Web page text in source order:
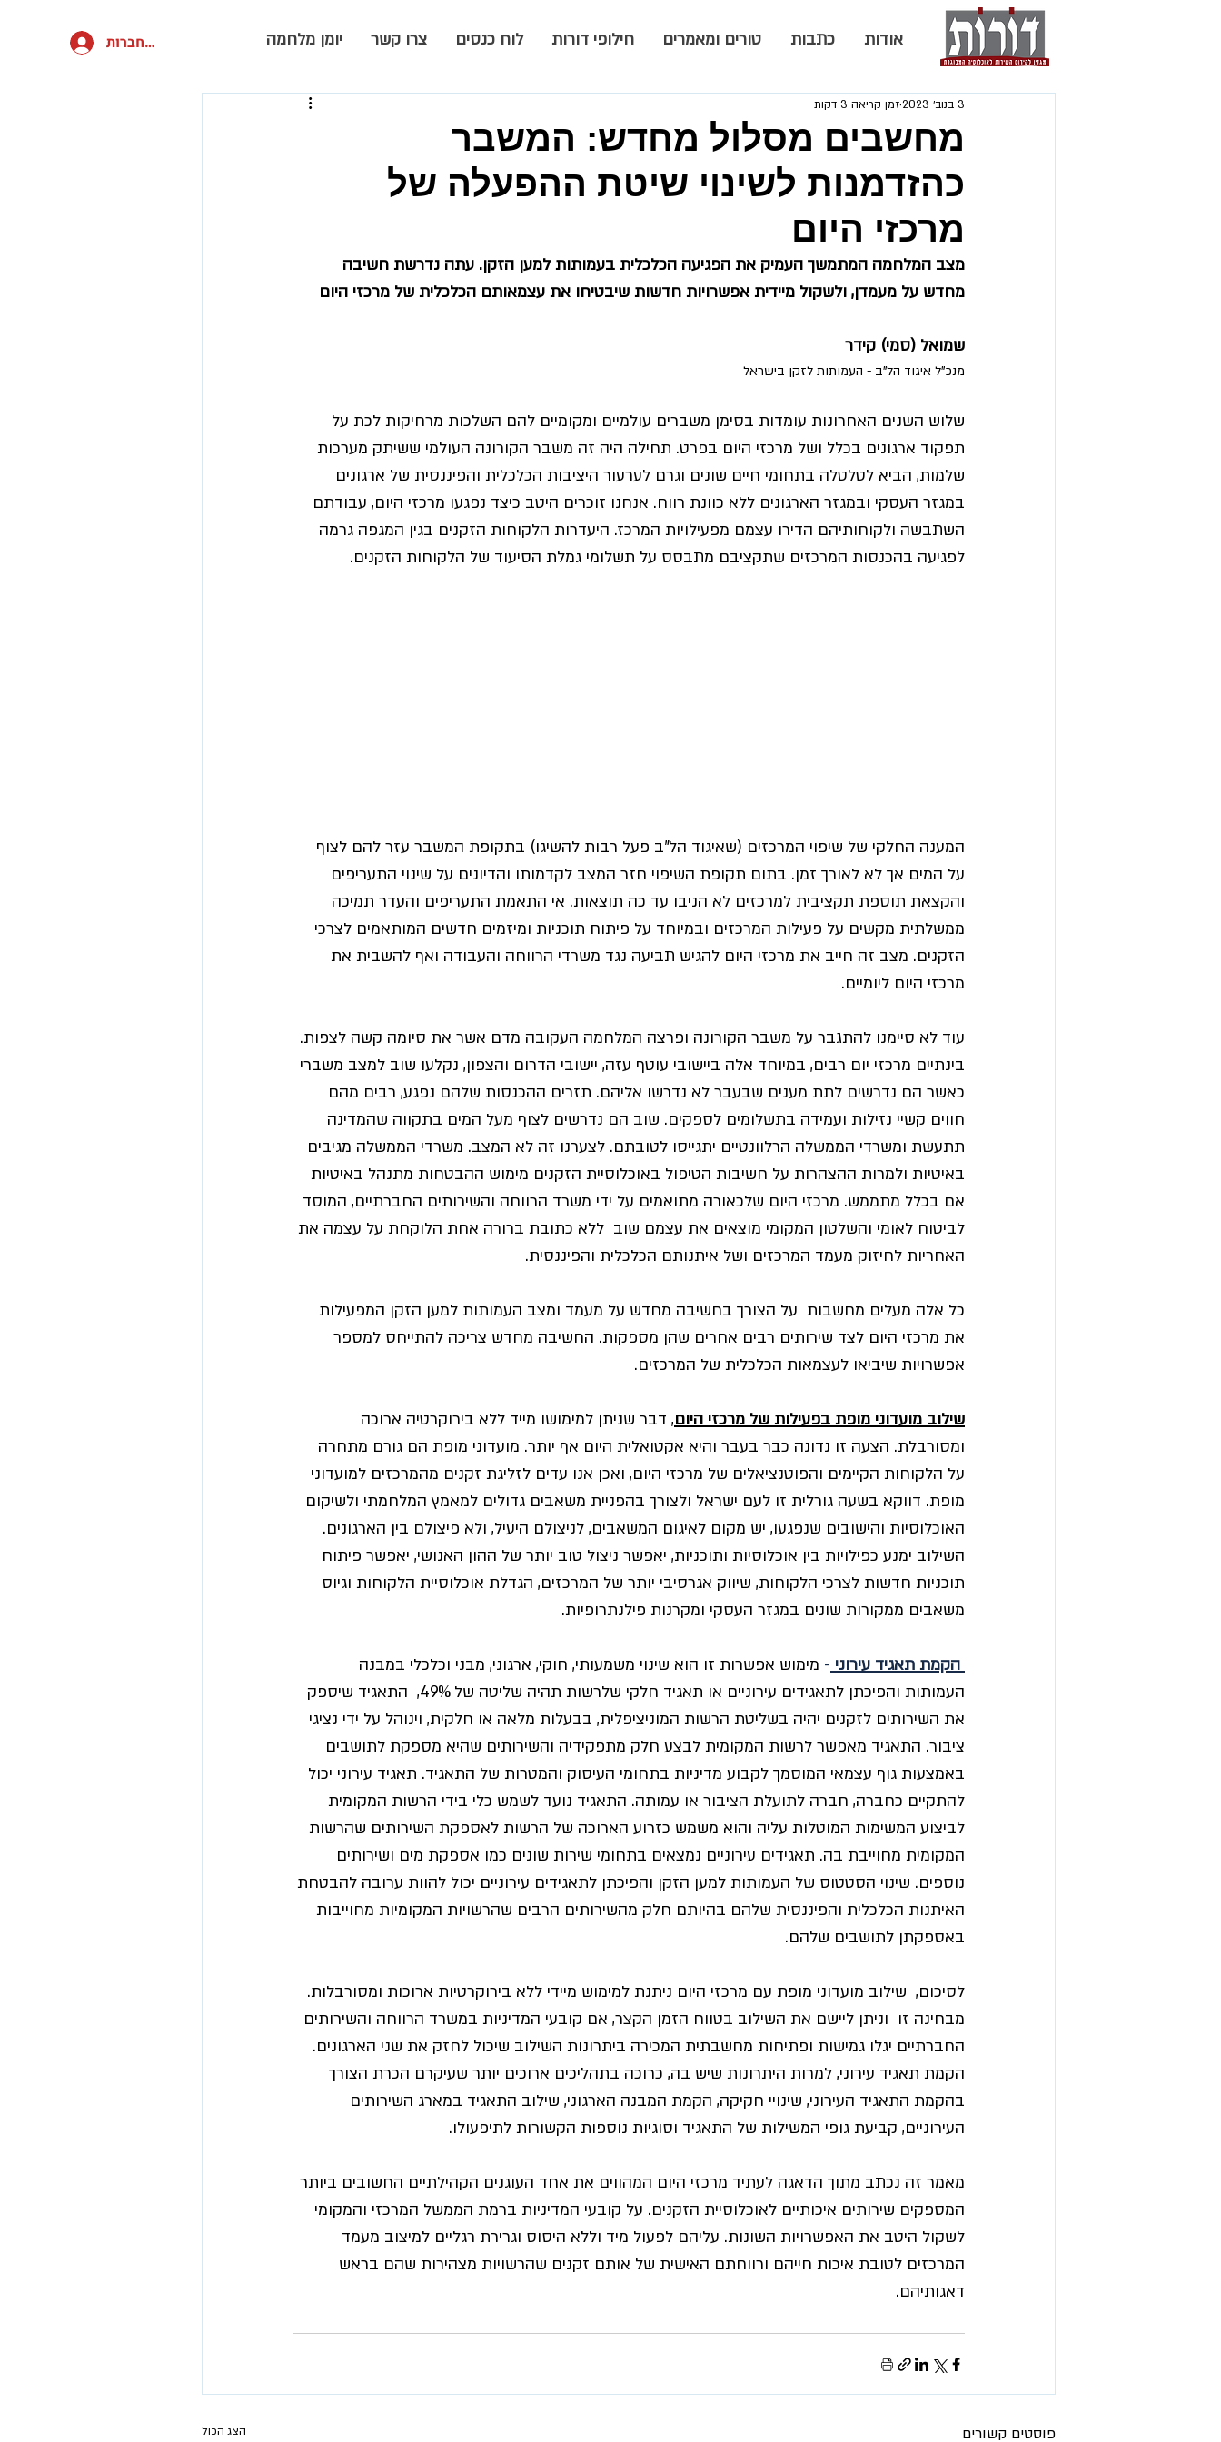
להתחברות אודות כתבות טורים ומאמרים חילופי דורות לוח כנסים צרו קשר יומן מלחמה
מחשבים מסלול מחדש: המשבר
כהזדמנות לשינוי שיטת ההפעלה של
מרכזי היום
3 בנוב׳ 2023 זמן קריאה 3 דקות
מצב המלחמה המתמשך העמיק את הפגיעה הכלכלית בעמותות למען הזקן. עתה נדרשת חשיבה
מחדש על מעמדן, ולשקול מיידית אפשרויות חדשות שיבטיחו את עצמאותם הכלכלית של מרכזי היום
שמואל (סמי) קידר
מנכ"ל איגוד הל"ב - העמותות לזקן בישראל
שלוש השנים האחרונות עומדות בסימן משברים עולמיים ומקומיים להם השלכות מרחיקות לכת על
תפקוד ארגונים בכלל ושל מרכזי היום בפרט. תחילה היה זה משבר הקורונה העולמי ששיתק מערכות
שלמות, הביא לטלטלה בתחומי חיים שונים וגרם לערעור היציבות הכלכלית והפיננסית של ארגונים
במגזר העסקי ובמגזר הארגונים ללא כוונת רווח. אנחנו זוכרים היטב כיצד נפגעו מרכזי היום, עבודתם
השתבשה ולקוחותיהם הדירו עצמם מפעילויות המרכז. היעדרות הלקוחות הזקנים בגין המגפה גרמה
לפגיעה בהכנסות המרכזים שתקציבם מתבסס על תשלומי גמלת הסיעוד של הלקוחות הזקנים.
המענה החלקי של שיפוי המרכזים (שאיגוד הל”ב פעל רבות להשיגו) בתקופת המשבר עזר להם לצוף
על המים אך לא לאורך זמן. בתום תקופת השיפוי חזר המצב לקדמותו והדיונים על שינוי התעריפים
והקצאת תוספת תקציבית למרכזים לא הניבו עד כה תוצאות. אי התאמת התעריפים והעדר תמיכה
ממשלתית מקשים על פעילות המרכזים ובמיוחד על פיתוח תוכניות ומיזמים חדשים המותאמים לצרכי
הזקנים. מצב זה חייב את מרכזי היום להגיש תביעה נגד משרדי הרווחה והעבודה ואף להשבית את
מרכזי היום ליומיים.
עוד לא סיימנו להתגבר על משבר הקורונה ופרצה המלחמה העקובה מדם אשר את סיומה קשה לצפות.
בינתיים מרכזי יום רבים, במיוחד אלה ביישובי עוטף עזה, יישובי הדרום והצפון, נקלעו שוב למצב משברי
כאשר הם נדרשים לתת מענים שבעבר לא נדרשו אליהם. תזרים ההכנסות שלהם נפגע, רבים מהם
חווים קשיי נזילות ועמידה בתשלומים לספקים. שוב הם נדרשים לצוף מעל המים בתקווה שהמדינה
תתעשת ומשרדי הממשלה הרלוונטיים יתגייסו לטובתם. לצערנו זה לא המצב. משרדי הממשלה מגיבים
באיטיות ולמרות ההצהרות על חשיבות הטיפול באוכלוסיית הזקנים מימוש ההבטחות מתנהל באיטיות
אם בכלל מתממש. מרכזי היום שלכאורה מתואמים על ידי משרד הרווחה והשירותים החברתיים, המוסד
לביטוח לאומי והשלטון המקומי מוצאים את עצמם שוב  ללא כתובת ברורה אחת הלוקחת על עצמה את
האחריות לחיזוק מעמד המרכזים ושל איתנותם הכלכלית והפיננסית.
כל אלה מעלים מחשבות  על הצורך בחשיבה מחדש על מעמד ומצב העמותות למען הזקן המפעילות
את מרכזי היום לצד שירותים רבים אחרים שהן מספקות. החשיבה מחדש צריכה להתייחס למספר
אפשרויות שיביאו לעצמאות הכלכלית של המרכזים.
שילוב מועדוני מופת בפעילות של מרכזי היום, דבר שניתן למימושו מייד ללא בירוקרטיה ארוכה
ומסורבלת. הצעה זו נדונה כבר בעבר והיא אקטואלית היום אף יותר. מועדוני מופת הם גורם מתחרה
על הלקוחות הקיימים והפוטנציאלים של מרכזי היום, ואכן אנו עדים לזליגת זקנים מהמרכזים למועדוני
מופת. דווקא בשעה גורלית זו לעם ישראל ולצורך בהפניית משאבים גדולים למאמץ המלחמתי ולשיקום
האוכלוסיות והישובים שנפגעו, יש מקום לאיגום המשאבים, לניצולם היעיל, ולא פיצולם בין הארגונים.
השילוב ימנע כפילויות בין אוכלוסיות ותוכניות, יאפשר ניצול טוב יותר של ההון האנושי, יאפשר פיתוח
תוכניות חדשות לצרכי הלקוחות, שיווק אגרסיבי יותר של המרכזים, הגדלת אוכלוסיית הלקוחות וגיוס
משאבים ממקורות שונים במגזר העסקי ומקרנות פילנתרופיות.
- מימוש אפשרות זו הוא שינוי משמעותי, חוקי, ארגוני, מבני וכלכלי במבנה
העמותות והפיכתן לתאגידים עירוניים או תאגיד חלקי שלרשות תהיה שליטה של 49%,  התאגיד שיספק
את השירותים לזקנים יהיה בשליטת הרשות המוניציפלית, בבעלות מלאה או חלקית, וינוהל על ידי נציגי
ציבור. התאגיד מאפשר לרשות המקומית לבצע חלק מתפקידיה והשירותים שהיא מספקת לתושבים
באמצעות גוף עצמאי המוסמך לקבוע מדיניות בתחומי העיסוק והמטרות של התאגיד. תאגיד עירוני יכול
להתקיים כחברה, חברה לתועלת הציבור או עמותה. התאגיד נועד לשמש כלי בידי הרשות המקומית
לביצוע המשימות המוטלות עליה והוא משמש כזרוע הארוכה של הרשות לאספקת השירותים שהרשות
המקומית מחוייבת בה. תאגידים עירוניים נמצאים בתחומי שירות שונים כמו אספקת מים ושירותים
נוספים. שינוי הסטטוס של העמותות למען הזקן והפיכתן לתאגידים עירוניים יכול להוות ערובה להבטחת
האיתנות הכלכלית והפיננסית שלהם בהיותם חלק מהשירותים הרבים שהרשויות המקומיות מחוייבות
באספקתן לתושבים שלהם.
לסיכום,  שילוב מועדוני מופת עם מרכזי היום ניתנת למימוש מיידי ללא בירוקרטיות ארוכות ומסורבלות.
מבחינה זו  וניתן ליישם את השילוב בטווח הזמן הקצר, אם קובעי המדיניות במשרד הרווחה והשירותים
החברתיים יגלו גמישות ופתיחות מחשבתית המכירה ביתרונות השילוב שיכול לחזק את שני הארגונים.
הקמת תאגיד עירוני, למרות היתרונות שיש בה, כרוכה בתהליכים ארוכים יותר שעיקרם הכרת הצורך
בהקמת התאגיד העירוני, שינויי חקיקה, הקמת המבנה הארגוני, שילוב התאגיד במארג השירותים
העירוניים, קביעת גופי המשילות של התאגיד וסוגיות נוספות הקשורות לתיפעולו.
מאמר זה נכתב מתוך הדאגה לעתיד מרכזי היום המהווים את אחד העוגנים הקהילתיים החשובים ביותר
המספקים שירותים איכותיים לאוכלוסיית הזקנים. על קובעי המדיניות ברמת הממשל המרכזי והמקומי
לשקול היטב את האפשרויות השונות. עליהם לפעול מיד וללא היסוס וגרירת רגליים למיצוב מעמד
המרכזים לטובת איכות חייהם ורווחתם האישית של אותם זקנים שהרשויות מצהירות שהם בראש
דאגותיהם.
פוסטים קשורים הצג הכול